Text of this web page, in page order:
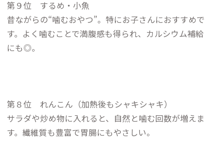
第９位 するめ・小魚
昔ながらの“噛むおやつ”。特にお子さんにおすすめで
す。よく噛むことで満腹感も得られ、カルシウム補給
にも◎。
第８位 れんこん（加熱後もシャキシャキ）
サラダや炒め物に入れると、自然と噛む回数が増えま
す。繊維質も豊富で胃腸にもやさしい。